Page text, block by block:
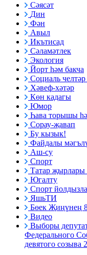
Сәясәт
Дин
Фән
Авыл
Икътисад
Сәламәтлек
Экология
Йорт һәм бакча
Социаль
Хәвеф-хәтәр
Көн кадагы
Юмор
Һава торышы
Сорау-җавап
Бу кызык!
Файдалы
Аш-су
Спорт
Татар
Югалту
Спорт
ЯшьТИ
Бөек Җиңүнең
Видео
Выборы
Федерального
девятого созыва